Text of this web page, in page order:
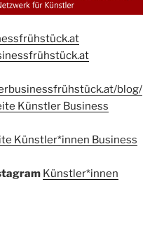
blog/
Künstler Business
Künstler*innen Business
Künstler*innen